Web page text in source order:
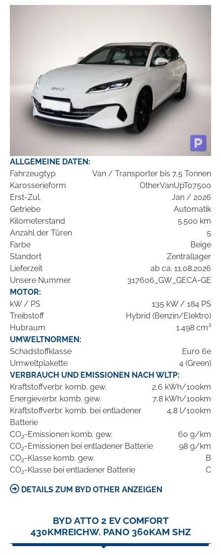
ALLGEMEINE DATEN:
Fahrzeugtyp
Van / Transporter bis 7,5 Tonnen
Karosserieform
OtherVanUpTo7500
Erst-Zul.
Jan / 2026
Getriebe
Automatik
Kilometerstand
5.500 km
Anzahl der Türen
5
Farbe
Beige
Standort
Zentrallager
Lieferzeit
ab ca. 11.08.2026
Unsere Nummer
317606_GW_GECA-GE
MOTOR:
kW / PS
135 kW / 184 PS
Treibstoff
Hybrid (Benzin/Elektro)
Hubraum
1.498 cm³
UMWELTNORMEN:
Schadstoffklasse
Euro 6e
Umweltplakette
4 (Green)
VERBRAUCH UND EMISSIONEN NACH WLTP:
Kraftstoffverbr. komb. gew.
2,6 kWh/100km
Energieverbr. komb. gew.
7,8 kWh/100km
Kraftstoffverbr. komb. bei entladener
Batterie
4,8 l/100km
CO2-Emissionen komb. gew.
60 g/km
CO2-Emissionen bei entladener Batterie
98 g/km
CO2-Klasse komb. gew.
B
CO2-Klasse bei entladener Batterie C
DETAILS ZUM BYD OTHER ANZEIGEN
BYD ATTO 2 EV COMFORT
430KMREICHW. PANO 360KAM SHZ